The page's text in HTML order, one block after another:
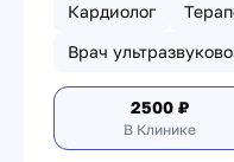
Кардиолог
Врач
2500 ₽
В Клинике